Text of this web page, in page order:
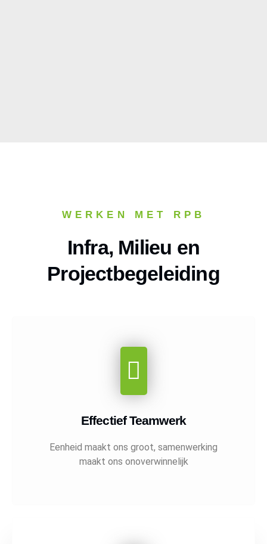
WERKEN MET RPB
Infra, Milieu en
Projectbegeleiding
Effectief Teamwerk
Eenheid maakt ons groot, samenwerking
maakt ons onoverwinnelijk